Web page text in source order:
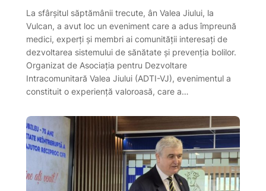
La sfârșitul săptămânii trecute, ân Valea Jiului, la
Vulcan, a avut loc un eveniment care a adus împreună
medici, experți și membri ai comunității interesați de
dezvoltarea sistemului de sănătate și prevenția bolilor.
Organizat de Asociația pentru Dezvoltare
Intracomunitară Valea Jiului (ADTI-VJ), evenimentul a
constituit o experiență valoroasă, care a…